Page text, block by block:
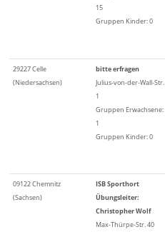
15
Gruppen Kinder: 0
29227 Celle
(Niedersachsen)
bitte erfragen
Julius-von-der-Wall-Str.
1
Gruppen Erwachsene:
1
Gruppen Kinder: 0
09122 Chemnitz
(Sachsen)
ISB Sporthort
Übungsleiter:
Christopher Wolf
Max-Thürpe-Str. 40